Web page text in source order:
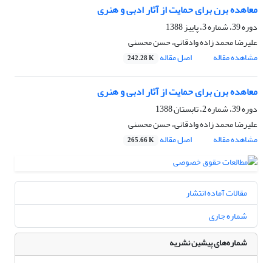
معاهده برن برای حمایت از آثار ادبی و هنری
دوره 39، شماره 3، پاییز 1388
علیرضا محمد زاده وادقانی، حسن محسنی
مشاهده مقاله
اصل مقاله 242.28 K
معاهده برن برای حمایت از آثار ادبی و هنری
دوره 39، شماره 2، تابستان 1388
علیرضا محمد زاده وادقانی، حسن محسنی
مشاهده مقاله
اصل مقاله 265.66 K
مقالات آماده انتشار
شماره جاری
شماره‌های پیشین نشریه